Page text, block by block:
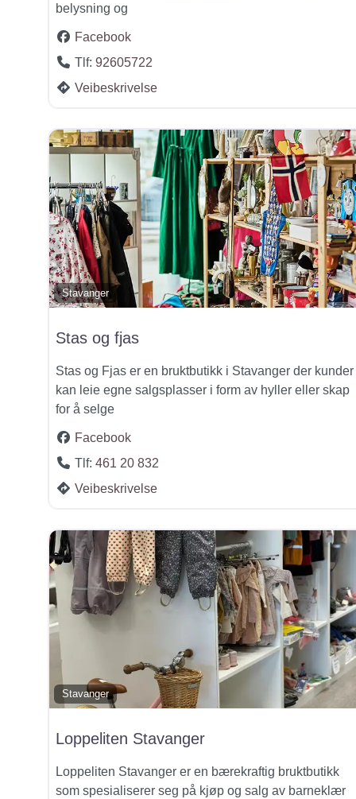
belysning og
Facebook
Tlf: 92605722
Veibeskrivelse
Stavanger
Stas og fjas
Stas og Fjas er en bruktbutikk i Stavanger der kunder
kan leie egne salgsplasser i form av hyller eller skap
for å selge
Facebook
Tlf: 461 20 832
Veibeskrivelse
Stavanger
Loppeliten Stavanger
Loppeliten Stavanger er en bærekraftig bruktbutikk
som spesialiserer seg på kjøp og salg av barneklær